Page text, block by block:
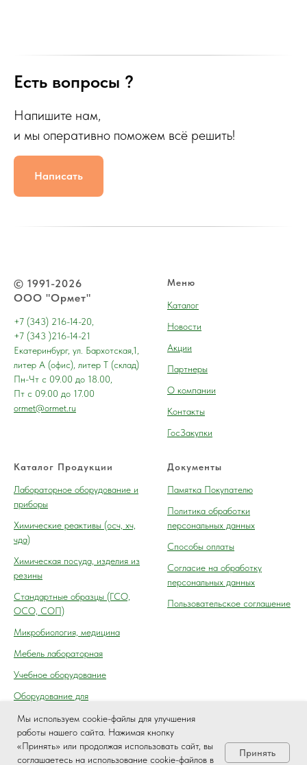
Есть вопросы ?
Напишите нам,
и мы оперативно поможем всё решить!
Написать
Мы используем cookie-файлы для улучшения
работы нашего сайта. Нажимая кнопку
«Принять» или продолжая использовать сайт, вы
соглашаетесь на использование cookie-файлов в
Принять
© 1991-2026
ООО "Ормет"
+7 (343) 216-14-20,
+7 (343 )216-14-21
Екатеринбург, ул. Бархотская,1,
литер А (офис), литер Т (склад)
Пн-Чт с 09.00 до 18.00,
Пт с 09.00 до 17.00
ormet@ormet.ru
Меню
Каталог
Новости
Акции
Партнеры
О компании
Контакты
ГосЗакупки
Каталог Продукции
Лабораторное оборудование и
приборы
Химические реактивы (осч, хч,
чда)
Химическая посуда, изделия из
резины
Cтандартные образцы (ГСО,
ОСО, СОП)
Микробиология, медицина
Мебель лабораторная
Учебное оборудование
Оборудование для
осмотра (контроля) ГАИ
Документы
Памятка Покупателю
Политика обработки
персональных данных
Способы оплаты
Согласие на обработку
персональных данных
Пользовательское соглашение